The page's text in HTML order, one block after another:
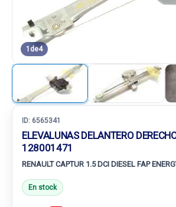
1 de4
ID: 6565341
ELEVALUNAS DELANTERO
128001471
RENAULT CAPTUR 1.5 DCI DIESEL FAP
En stock